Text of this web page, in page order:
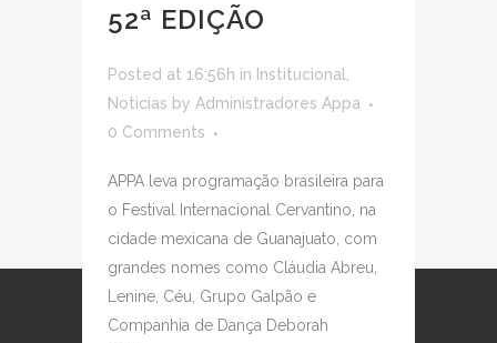
52ª EDIÇÃO
Posted at 16:56h in Institucional
Noticias by Administradores Appa
0 Comments
APPA leva programação brasileira para
o Festival Internacional Cervantino, na
cidade mexicana de Guanajuato, com
grandes nomes como Cláudia Abreu,
Lenine, Céu, Grupo Galpão e
Companhia de Dança Deborah